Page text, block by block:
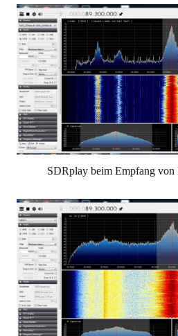
SDRplay beim Empfang